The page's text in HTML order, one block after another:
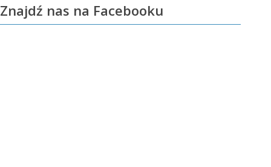
Znajdź nas na Facebooku